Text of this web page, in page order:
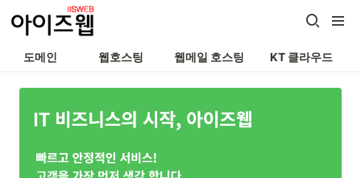
도메인 웹호스팅 웹메일 호스팅 KT 클라우드